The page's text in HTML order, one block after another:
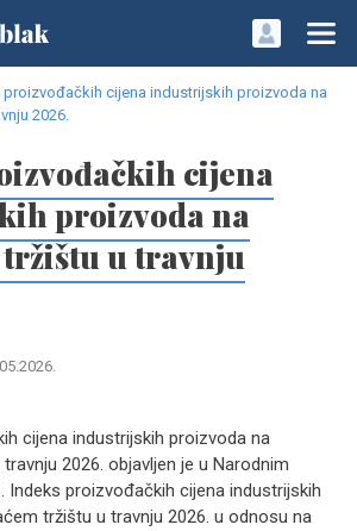
proizvođačkih cijena industrijskih proizvoda na
2026.
cijena
proizvoda na
tržištu u travnju
cijena industrijskih proizvoda na
2026. objavljen je u Narodnim
Indeks proizvođačkih cijena industrijskih
tržištu u travnju 2026. u odnosu na